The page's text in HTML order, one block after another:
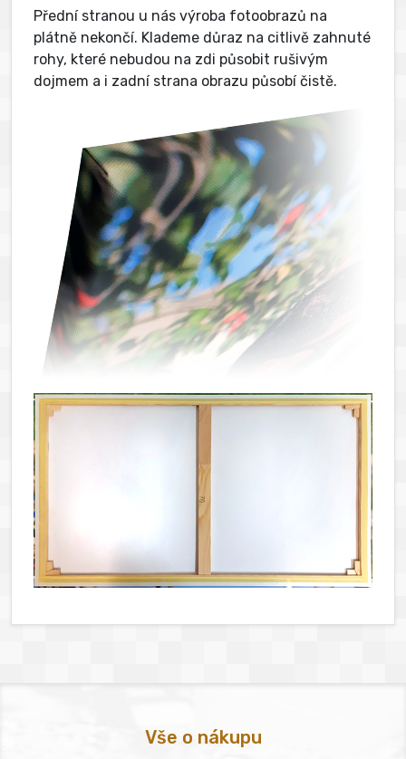
Přední stranou u nás výroba fotoobrazů na
plátně nekončí. Klademe důraz na citlivě zahnuté
rohy, které nebudou na zdi působit rušivým
dojmem a i zadní strana obrazu působí čistě.
Vše o nákupu